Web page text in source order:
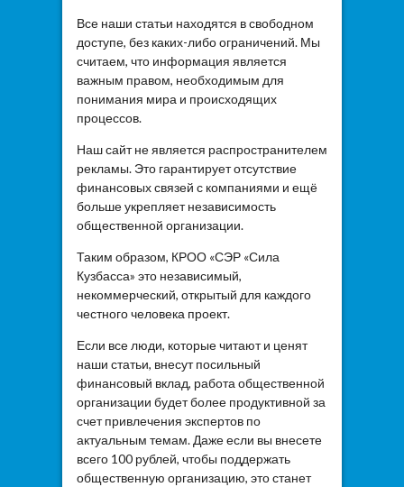
Все наши статьи находятся в свободном
доступе, без каких-либо ограничений. Мы
считаем, что информация является
важным правом, необходимым для
понимания мира и происходящих
процессов.
Наш сайт не является распространителем
рекламы. Это гарантирует отсутствие
финансовых связей с компаниями и ещё
больше укрепляет независимость
общественной организации.
Таким образом, КРОО «СЭР «Сила
Кузбасса» это независимый,
некоммерческий, открытый для каждого
честного человека проект.
Если все люди, которые читают и ценят
наши статьи, внесут посильный
финансовый вклад, работа общественной
организации будет более продуктивной за
счет привлечения экспертов по
актуальным темам. Даже если вы внесете
всего 100 рублей, чтобы поддержать
общественную организацию, это станет